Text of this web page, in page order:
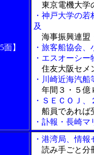
5面】
東京電機大学
・神戸大学の
及
海事振興連盟
・旅客船協会
・エスオーシ
住友大阪セメ
・川崎近海汽
年間３・５億
・ＳＥＣＯＪ
船員であれば
・訃報・長崎
・港湾局、情
読み手ごと分